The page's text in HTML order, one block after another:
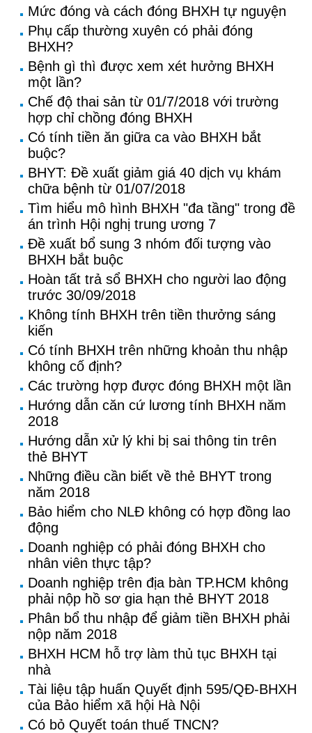
Mức đóng và cách đóng BHXH tự nguyện
Phụ cấp thường xuyên có phải đóng
BHXH?
Bệnh gì thì được xem xét hưởng BHXH
một lần?
Chế độ thai sản từ 01/7/2018 với trường
hợp chỉ chồng đóng BHXH
Có tính tiền ăn giữa ca vào BHXH bắt
buộc?
BHYT: Đề xuất giảm giá 40 dịch vụ khám
chữa bệnh từ 01/07/2018
Tìm hiểu mô hình BHXH "đa tầng" trong đề
án trình Hội nghị trung ương 7
Đề xuất bổ sung 3 nhóm đối tượng vào
BHXH bắt buộc
Hoàn tất trả sổ BHXH cho người lao động
trước 30/09/2018
Không tính BHXH trên tiền thưởng sáng
kiến
Có tính BHXH trên những khoản thu nhập
không cố định?
Các trường hợp được đóng BHXH một lần
Hướng dẫn căn cứ lương tính BHXH năm
2018
Hướng dẫn xử lý khi bị sai thông tin trên
thẻ BHYT
Những điều cần biết về thẻ BHYT trong
năm 2018
Bảo hiểm cho NLĐ không có hợp đồng lao
động
Doanh nghiệp có phải đóng BHXH cho
nhân viên thực tập?
Doanh nghiệp trên địa bàn TP.HCM không
phải nộp hồ sơ gia hạn thẻ BHYT 2018
Phân bổ thu nhập để giảm tiền BHXH phải
nộp năm 2018
BHXH HCM hỗ trợ làm thủ tục BHXH tại
nhà
Tài liệu tập huấn Quyết định 595/QĐ-BHXH
của Bảo hiểm xã hội Hà Nội
Có bỏ Quyết toán thuế TNCN?